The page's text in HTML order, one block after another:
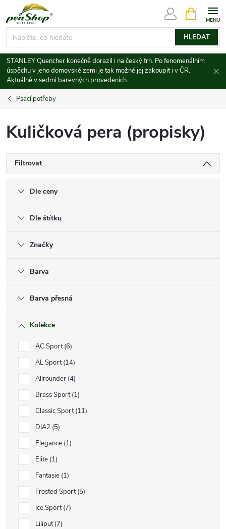
na
obsah
HLEDAT
NÁKUPNÍ
KOŠÍK
STANLEY Quencher konečně dorazil i na český trh. Po fenomenálním
úspěchu v jeho domovské zemi je tak možné jej zakoupit i v ČR.
Aktuálně v sedmi barevných provedeních.
Psací potřeby
Kuličková pera (propisky)
Filtrovat
Dle ceny
Dle štítku
Značky
Barva
Barva přesná
Kolekce
AC Sport 6
AL Sport 14
Allrounder 4
Brass Sport 1
Classic Sport 11
DIA2 5
Elegance 1
Elite 1
Fantasie 1
Frosted Sport 5
Ice Sport 7
Liliput 7